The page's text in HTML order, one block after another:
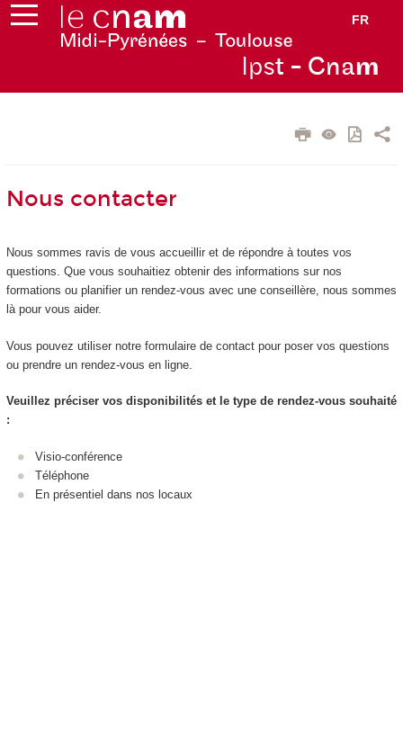
FR
Ipst - Cnam
Nous contacter
Nous sommes ravis de vous accueillir et de répondre à toutes vos
questions. Que vous souhaitiez obtenir des informations sur nos
formations ou planifier un rendez-vous avec une conseillère, nous sommes
là pour vous aider.
Vous pouvez utiliser notre formulaire de contact pour poser vos questions
ou prendre un rendez-vous en ligne.
Veuillez préciser vos disponibilités et le type de rendez-vous souhaité
:
Visio-conférence
Téléphone
En présentiel dans nos locaux